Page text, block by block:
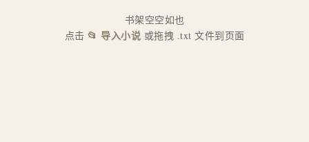
书架空空如也
点击 📂 导入小说 或拖拽 .txt 文件到页面